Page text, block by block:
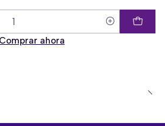
Comprar ahora